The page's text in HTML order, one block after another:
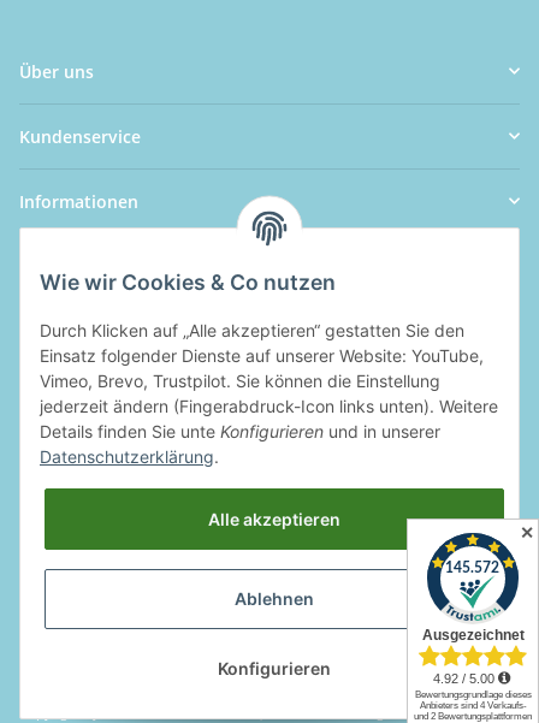
Über uns
Kundenservice
Informationen
Copyright by Rotcom GmbH & Co. KG | * Alle Preise inkl. gesetzlicher MwSt.,
Wie wir Cookies & Co nutzen
Durch Klicken auf „Alle akzeptieren“ gestatten Sie den
Einsatz folgender Dienste auf unserer Website: YouTube,
Vimeo, Brevo, Trustpilot. Sie können die Einstellung
jederzeit ändern (Fingerabdruck-Icon links unten). Weitere
Details finden Sie unte Konfigurieren und in unserer
Datenschutzerklärung.
Alle akzeptieren
Ablehnen
Konfigurieren
✕